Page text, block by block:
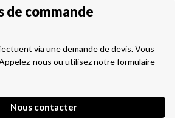
commande
via une demande de devis. Vous
nous ou utilisez notre formulaire
Nous contacter